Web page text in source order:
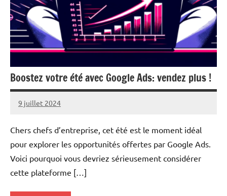
Boostez votre été avec Google Ads: vendez plus !
9 juillet 2024
Ruben
Chers chefs d’entreprise, cet été est le moment idéal
pour explorer les opportunités offertes par Google Ads.
Voici pourquoi vous devriez sérieusement considérer
cette plateforme […]